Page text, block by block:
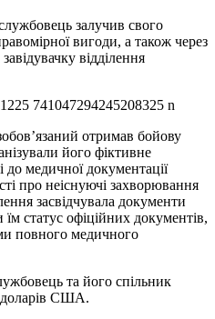
залучив свого
вигоди, а також через
відділення
отримав бойову
його фіктивне
до медичної документації
про неіснуючі захворювання
засвідчувала документи
статус офіційних документів,
повного медичного
та його спільник
доларів США.